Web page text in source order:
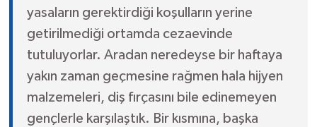
yasaların gerektirdiği koşulların yerine
getirilmediği ortamda cezaevinde
tutuluyorlar. Aradan neredeyse bir haftaya
yakın zaman geçmesine rağmen hala hijyen
malzemeleri, diş fırçasını bile edinemeyen
gençlerle karşılaştık. Bir kısmına, başka